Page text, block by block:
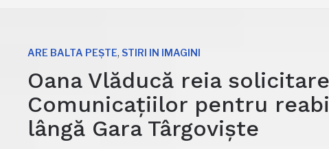
ARE BALTA PEȘTE, STIRI IN IMAGINI
Oana Vlăducă reia
Comunicațiilor pentru
lângă Gara Târgoviște